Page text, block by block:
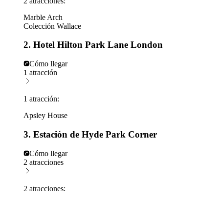
Marble Arch
Colección Wallace
2. Hotel Hilton Park Lane London
Cómo llegar
1 atracción
1 atracción:
Apsley House
3. Estación de Hyde Park Corner
Cómo llegar
2 atracciones
2 atracciones: